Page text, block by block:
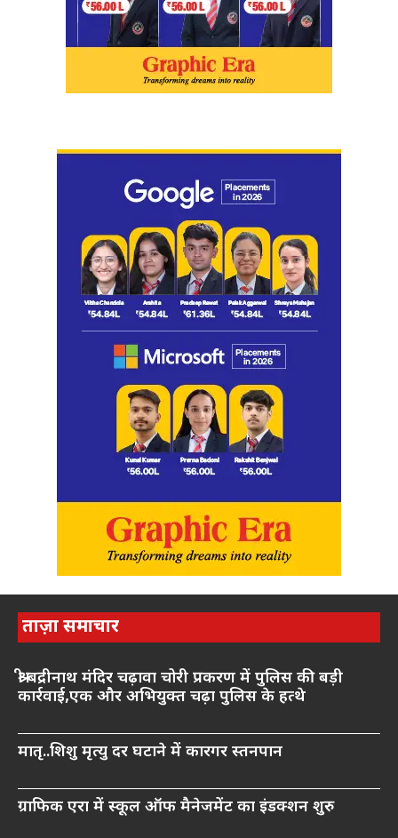
ताज़ा समाचार
श्री बद्रीनाथ मंदिर चढ़ावा चोरी प्रकरण में पुलिस की बड़ी
कार्रवाई,एक और अभियुक्त चढ़ा पुलिस के हत्थे
मातृ..शिशु मृत्यु दर घटाने में कारगर स्तनपान
ग्राफिक एरा में स्कूल ऑफ मैनेजमेंट का इंडक्शन शुरु